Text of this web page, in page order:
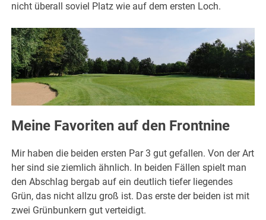
nicht überall soviel Platz wie auf dem ersten Loch.
Meine Favoriten auf den Frontnine
Mir haben die beiden ersten Par 3 gut gefallen. Von der Art
her sind sie ziemlich ähnlich. In beiden Fällen spielt man
den Abschlag bergab auf ein deutlich tiefer liegendes
Grün, das nicht allzu groß ist. Das erste der beiden ist mit
zwei Grünbunkern gut verteidigt.